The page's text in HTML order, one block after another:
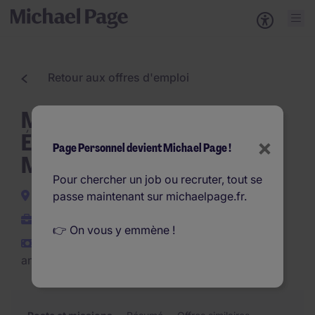
Retour aux offres d'emploi
Monteur Câbleur
Électrotechnique et
Mécanique H/F
Dourdan
an
×
Page Personnel devient Michael Page !
Pour chercher un job ou recruter, tout se
passe maintenant sur michaelpage.fr.
👉 On vous y emmène !